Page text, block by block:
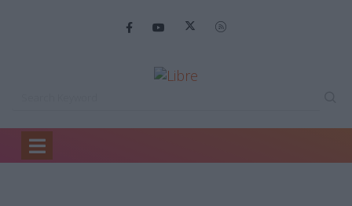
Home
Συμπεράσματα 16ου Συνεδρίου…